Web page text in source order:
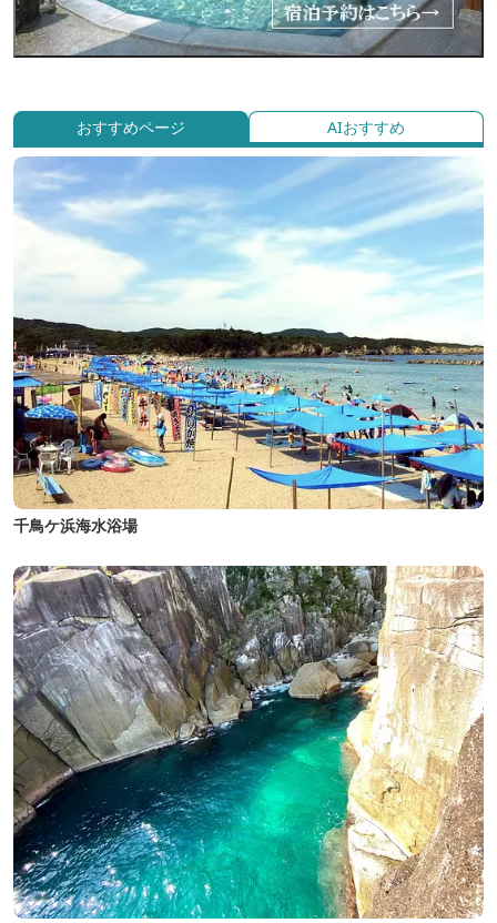
おすすめページ AIおすすめ
千鳥ケ浜海水浴場